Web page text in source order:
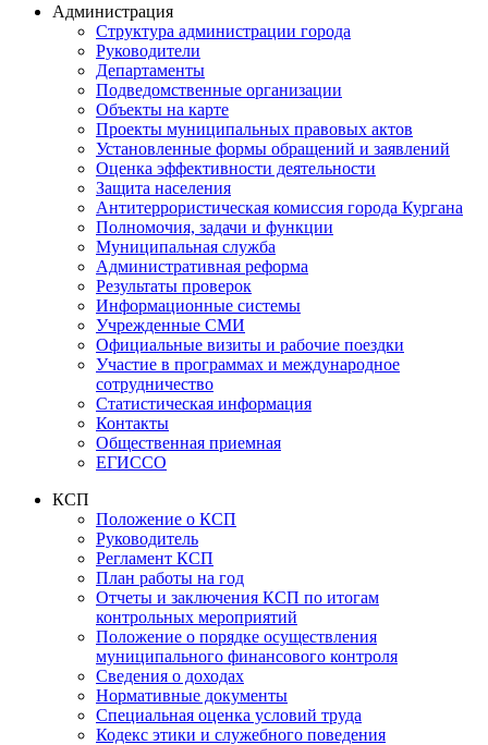
Администрация
Структура администрации города
Руководители
Департаменты
Подведомственные организации
Объекты на карте
Проекты муниципальных правовых актов
Установленные формы обращений и заявлений
Оценка эффективности деятельности
Защита населения
Антитеррористическая комиссия города Кургана
Полномочия, задачи и функции
Муниципальная служба
Административная реформа
Результаты проверок
Информационные системы
Учрежденные СМИ
Официальные визиты и рабочие поездки
Участие в программах и международное
сотрудничество
Статистическая информация
Контакты
Общественная приемная
ЕГИССО
КСП
Положение о КСП
Руководитель
Регламент КСП
План работы на год
Отчеты и заключения КСП по итогам
контрольных мероприятий
Положение о порядке осуществления
муниципального финансового контроля
Сведения о доходах
Нормативные документы
Специальная оценка условий труда
Кодекс этики и служебного поведения